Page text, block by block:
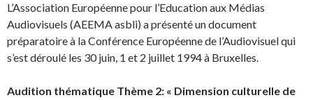
L’Association Européenne pour l’Education aux Médias
Audiovisuels (AEEMA asbli) a présenté un document
préparatoire à la Conférence Européenne de l’Audiovisuel qui
s’est déroulé les 30 juin, 1 et 2 juillet 1994 à Bruxelles.
Audition thématique Thème 2: « Dimension culturelle de